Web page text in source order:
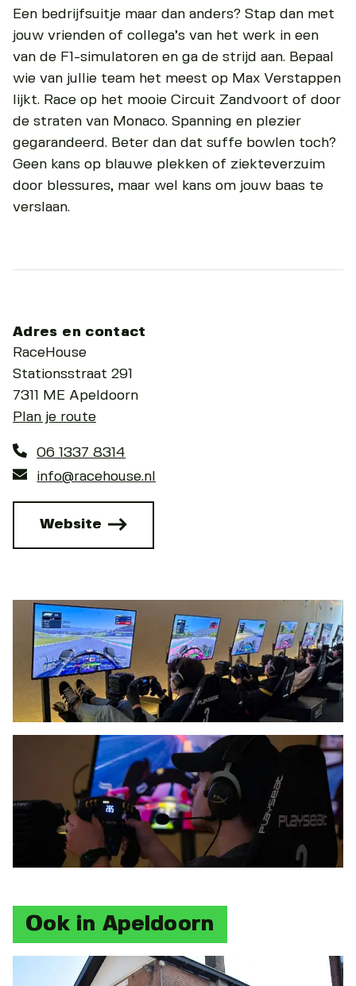
Een bedrijfsuitje maar dan anders? Stap dan met
jouw vrienden of collega’s van het werk in een
van de F1-simulatoren en ga de strijd aan. Bepaal
wie van jullie team het meest op Max Verstappen
lijkt. Race op het mooie Circuit Zandvoort of door
de straten van Monaco. Spanning en plezier
gegarandeerd. Beter dan dat suffe bowlen toch?
Geen kans op blauwe plekken of ziekteverzuim
door blessures, maar wel kans om jouw baas te
verslaan.
Adres en contact
RaceHouse
Stationsstraat 291
7311 ME Apeldoorn
Plan je route
06 1337 8314
info@racehouse.nl
Website
Ook in Apeldoorn